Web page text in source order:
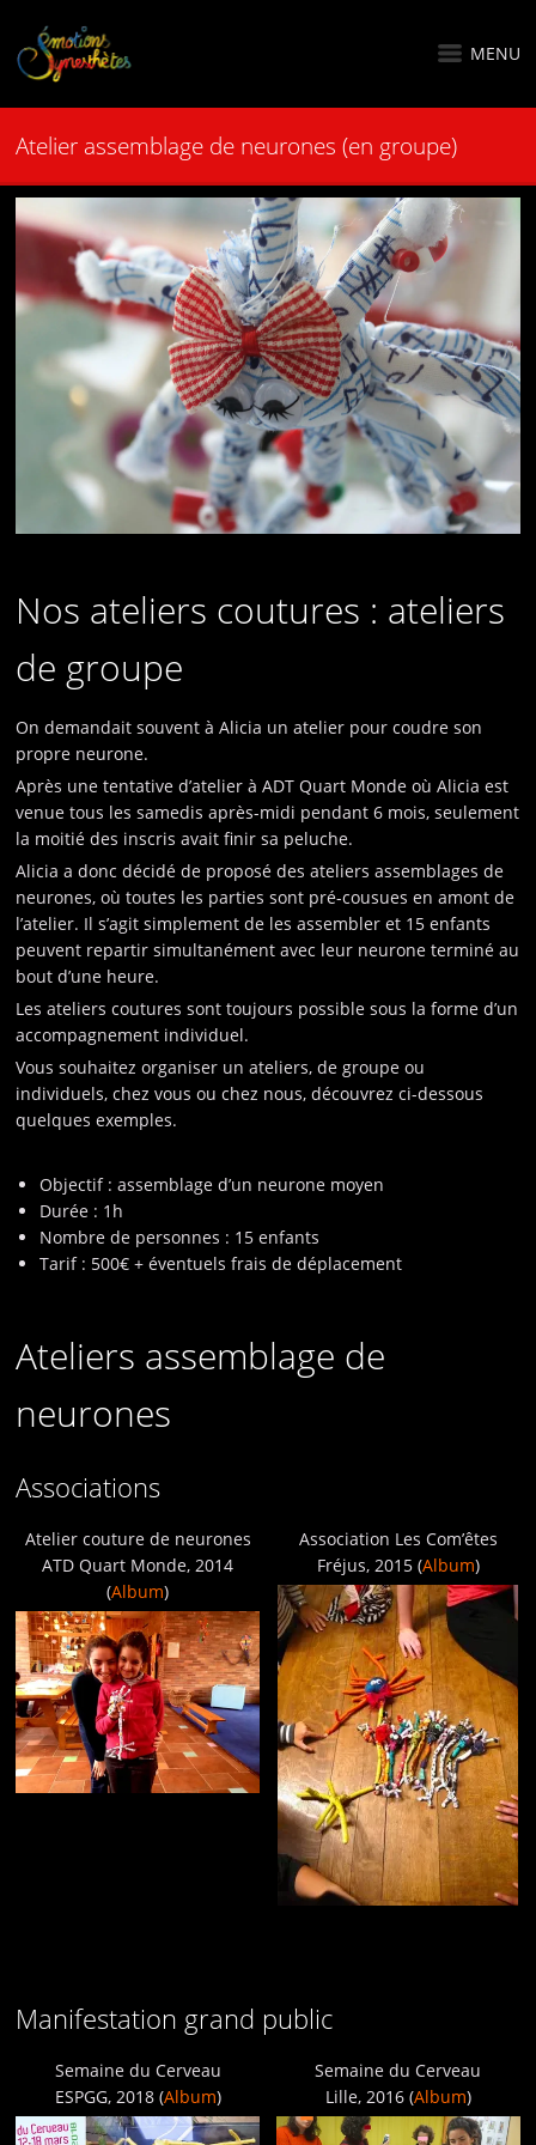
MENU
Atelier assemblage de neurones (en groupe)
Nos ateliers coutures : ateliers
de groupe
On demandait souvent à Alicia un atelier pour coudre son
propre neurone.
Après une tentative d’atelier à ADT Quart Monde où Alicia est
venue tous les samedis après-midi pendant 6 mois, seulement
la moitié des inscris avait finir sa peluche.
Alicia a donc décidé de proposé des ateliers assemblages de
neurones, où toutes les parties sont pré-cousues en amont de
l’atelier. Il s’agit simplement de les assembler et 15 enfants
peuvent repartir simultanément avec leur neurone terminé au
bout d’une heure.
Les ateliers coutures sont toujours possible sous la forme d’un
accompagnement individuel.
Vous souhaitez organiser un ateliers, de groupe ou
individuels, chez vous ou chez nous, découvrez ci-dessous
quelques exemples.
Objectif : assemblage d’un neurone moyen
Durée : 1h
Nombre de personnes : 15 enfants
Tarif : 500€ + éventuels frais de déplacement
Ateliers assemblage de
neurones
Associations
Atelier couture de neurones
ATD Quart Monde, 2014
(Album)
Association Les Com’êtes
Fréjus, 2015 (Album)
Manifestation grand public
Semaine du Cerveau
ESPGG, 2018 (Album)
Semaine du Cerveau
Lille, 2016 (Album)